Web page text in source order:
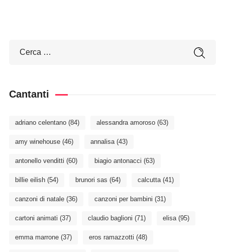
Cantanti
adriano celentano(84) alessandra amoroso(63)
amy winehouse(46) annalisa(43)
antonello venditti (60) biagio antonacci (63)
billie eilish(54) brunori sas (64) calcutta(41)
canzoni di natale(36) canzoni per bambini (31)
cartoni animati (37) claudio baglioni (71) elisa(95)
emma marrone(37) eros ramazzotti (48)